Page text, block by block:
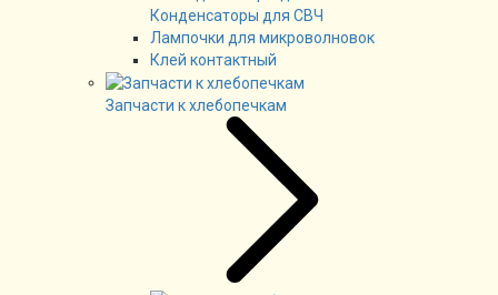
Конденсаторы для СВЧ
Лампочки для микроволновок
Клей контактный
Запчасти к хлебопечкам